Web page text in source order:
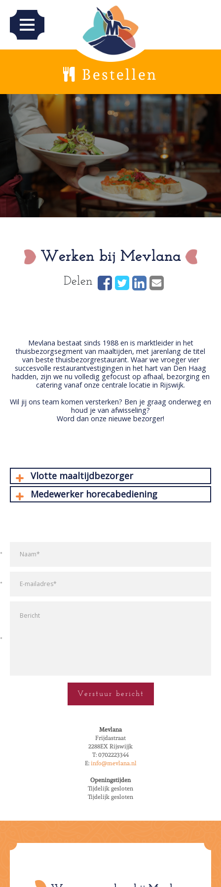
Bestellen
Werken bij Mevlana
Delen
Mevlana bestaat sinds 1988 en is marktleider in het
thuisbezorgsegment van maaltijden, met jarenlang de titel
van beste thuisbezorgrestaurant. Waar we vroeger vier
succesvolle restaurantvestigingen in het hart van Den Haag
hadden, zijn we nu volledig gefocust op afhaal, bezorging en
catering vanaf onze centrale locatie in Rijswijk.
Wil jij ons team komen versterken? Ben je graag onderweg en
houd je van afwisseling?
Word dan onze nieuwe bezorger!
Vlotte maaltijdbezorger
Medewerker horecabediening
Verstuur bericht
Mevlana
Frijdastraat
2288EX Rijswijjk
T: 0702223344
E:info@mevlana.nl
Openingstijden
Tijdelijk gesloten
Tijdelijk gesloten
Menu
Bestellen
Werken bij
Contact